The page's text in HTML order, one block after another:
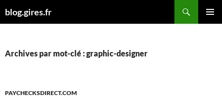
aublog.gires.fr
Archives par mot-clé : graphic-designer
PAYCHECKSDIRECT.COM